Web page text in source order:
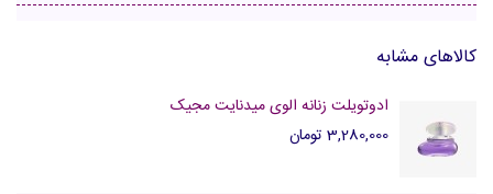
کالاهای مشابه
ادوتویلت زنانه الوی میدنایت مجیک
3,280,000 تومان